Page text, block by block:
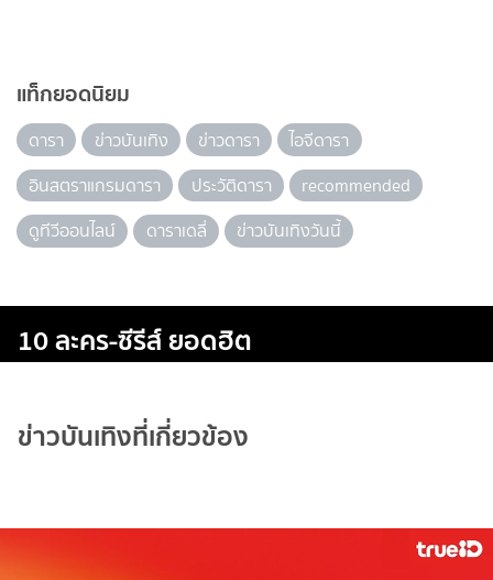
แท็กยอดนิยม
ดารา ข่าวบันเทิง ข่าวดารา
ไอจีดารา
อินสตราแกรมดารา
ประวัติดารา
recommended
ดูทีวีออนไลน์
ดาราเดลี่ ข่าวบันเทิงวันนี้
10 ละคร-ซีรีส์ ยอดฮิต
ข่าวบันเทิงที่เกี่ยวข้อง